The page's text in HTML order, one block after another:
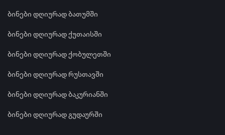
ბინები დღიურად ბათუმში
ბინები დღიურად ქუთაისში
ბინები დღიურად ქობულეთში
ბინები დღიურად რუსთავში
ბინები დღიურად ბაკურიანში
ბინები დღიურად გუდაურში